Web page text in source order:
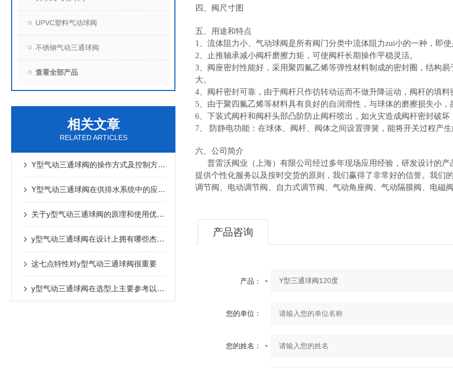
UPVC塑料气动球阀
不锈钢气动三通球阀
查看全部产品
相关文章
RELATED ARTICLES
Y型气动三通球阀的操作方式及控制方法介绍
Y型气动三通球阀在供排水系统中的应用前景
关于y型气动三通球阀的原理和使用优点，下面有详细说明
y型气动三通球阀在设计上拥有哪些杰出的特点？
这七点特性对y型气动三通球阀很重要
y型气动三通球阀在选型上主要参考以下两点
四、阀尺寸图
五、
用途和特点
1、流体阻力小、气动球阀是所有阀门分类中流体阻力zui小的一种，
2、止推轴承减小阀杆磨擦力矩，可使阀杆长期操作平稳灵活。
3、阀座密封性能好，采用聚四氟乙烯等弹性材料制成的密封圈，结构
大。
4、阀杆密封可靠，由于阀杆只作彷转动运而不做升降运动，阀杆的
5、由于聚四氟乙烯等材料具有良好的自润滑性，与球体的磨擦损失小
6、下装式阀杆和阀杆头部凸阶防止阀杆喷出，如火灾造成阀杆密封破
7、 防静电功能：在球体、阀杆、阀体之间设置弹簧，能将开关过程产
六、公司简介
普雷沃阀业（上海）有限公司经过多年现场应用经验，研发设计的
提供个性化服务以及按时交货的原则，我们赢得了非常好的信誉。我们
调节阀、电动调节阀、自力式调节阀、气动角座阀、气动隔膜阀、电磁
产品咨询
产品：
您的单位：
您的姓名：